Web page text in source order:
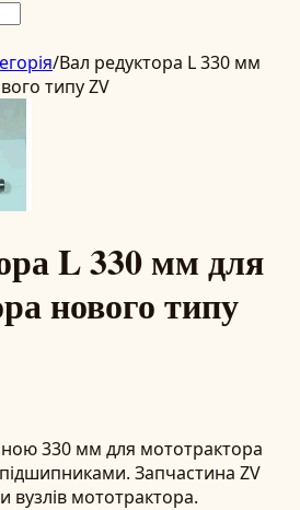
/Вал редуктора L 330 мм
типу ZV
L 330 мм для
нового типу
330 мм для мототрактора
Запчастина ZV
вузлів мототрактора.